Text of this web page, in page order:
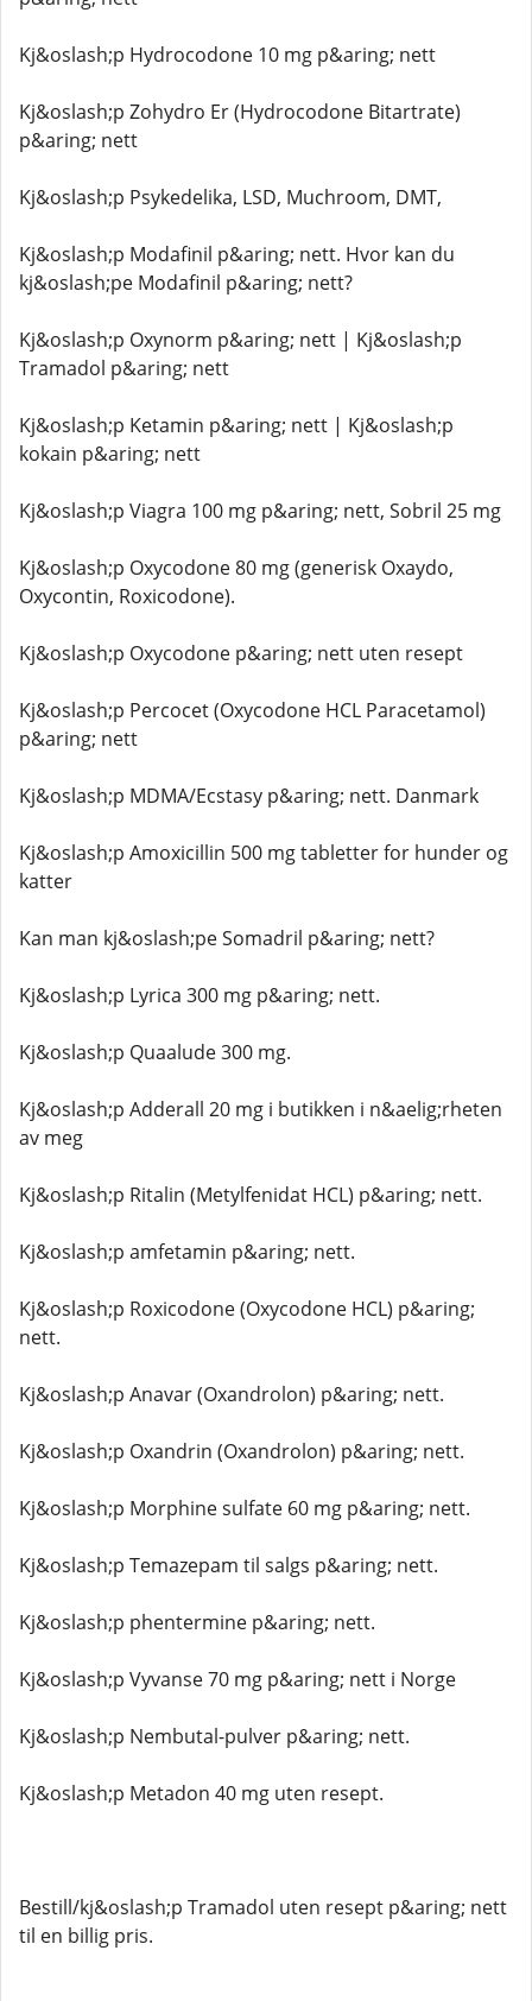
Kj&oslash;p Hydrocodone 10 mg p&aring; nett
Kj&oslash;p Zohydro Er (Hydrocodone Bitartrate)
p&aring; nett
Kj&oslash;p Psykedelika, LSD, Muchroom, DMT,
Kj&oslash;p Modafinil p&aring; nett. Hvor kan du
kj&oslash;pe Modafinil p&aring; nett?
Kj&oslash;p Oxynorm p&aring; nett | Kj&oslash;p
Tramadol p&aring; nett
Kj&oslash;p Ketamin p&aring; nett | Kj&oslash;p
kokain p&aring; nett
Kj&oslash;p Viagra 100 mg p&aring; nett, Sobril 25 mg
Kj&oslash;p Oxycodone 80 mg (generisk Oxaydo,
Oxycontin, Roxicodone).
Kj&oslash;p Oxycodone p&aring; nett uten resept
Kj&oslash;p Percocet (Oxycodone HCL Paracetamol)
p&aring; nett
Kj&oslash;p MDMA/Ecstasy p&aring; nett. Danmark
Kj&oslash;p Amoxicillin 500 mg tabletter for hunder og
katter
Kan man kj&oslash;pe Somadril p&aring; nett?
Kj&oslash;p Lyrica 300 mg p&aring; nett.
Kj&oslash;p Quaalude 300 mg.
Kj&oslash;p Adderall 20 mg i butikken i n&aelig;rheten
av meg
Kj&oslash;p Ritalin (Metylfenidat HCL) p&aring; nett.
Kj&oslash;p amfetamin p&aring; nett.
Kj&oslash;p Roxicodone (Oxycodone HCL) p&aring;
nett.
Kj&oslash;p Anavar (Oxandrolon) p&aring; nett.
Kj&oslash;p Oxandrin (Oxandrolon) p&aring; nett.
Kj&oslash;p Morphine sulfate 60 mg p&aring; nett.
Kj&oslash;p Temazepam til salgs p&aring; nett.
Kj&oslash;p phentermine p&aring; nett.
Kj&oslash;p Vyvanse 70 mg p&aring; nett i Norge
Kj&oslash;p Nembutal-pulver p&aring; nett.
Kj&oslash;p Metadon 40 mg uten resept.
Bestill/kj&oslash;p Tramadol uten resept p&aring; nett
til en billig pris.